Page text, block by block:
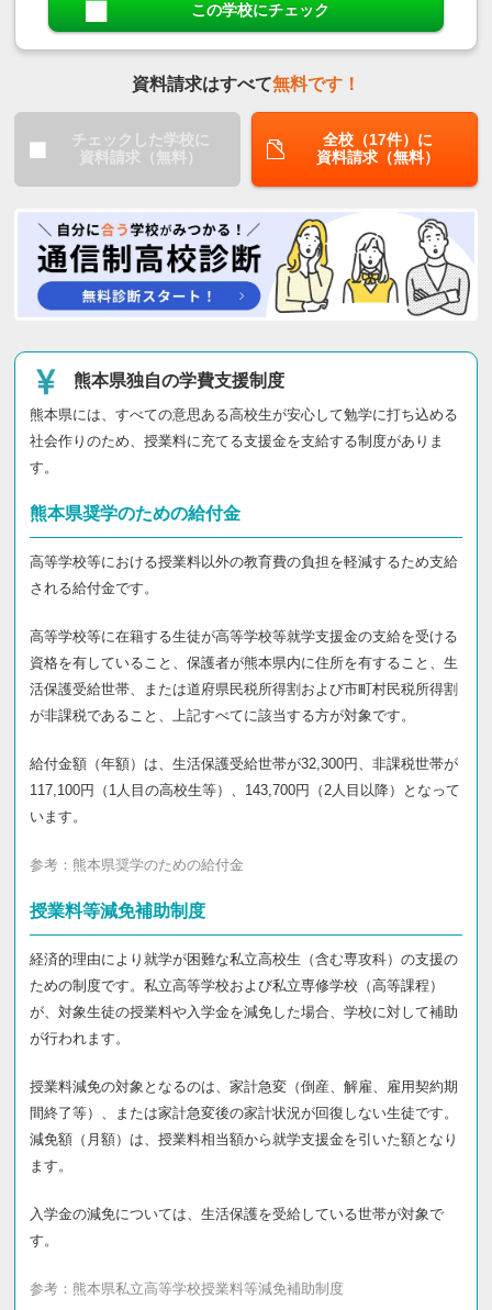
この学校にチェック
資料請求はすべて無料です！
チェックした学校に
資料請求（無料）
全校（17件）に
資料請求（無料）
熊本県独自の学費支援制度
熊本県には、すべての意思ある高校生が安心して勉学に打ち込める
社会作りのため、授業料に充てる支援金を支給する制度がありま
す。
熊本県奨学のための給付金
高等学校等における授業料以外の教育費の負担を軽減するため支給
される給付金です。
高等学校等に在籍する生徒が高等学校等就学支援金の支給を受ける
資格を有していること、保護者が熊本県内に住所を有すること、生
活保護受給世帯、または道府県民税所得割および市町村民税所得割
が非課税であること、上記すべてに該当する方が対象です。
給付金額（年額）は、生活保護受給世帯が32,300円、非課税世帯が
117,100円（1人目の高校生等）、143,700円（2人目以降）となって
います。
参考： 熊本県奨学のための給付金
授業料等減免補助制度
経済的理由により就学が困難な私立高校生（含む専攻科）の支援の
ための制度です。私立高等学校および私立専修学校（高等課程）
が、対象生徒の授業料や入学金を減免した場合、学校に対して補助
が行われます。
授業料減免の対象となるのは、家計急変（倒産、解雇、雇用契約期
間終了等）、または家計急変後の家計状況が回復しない生徒です。
減免額（月額）は、授業料相当額から就学支援金を引いた額となり
ます。
入学金の減免については、生活保護を受給している世帯が対象で
す。
参考： 熊本県私立高等学校授業料等減免補助制度